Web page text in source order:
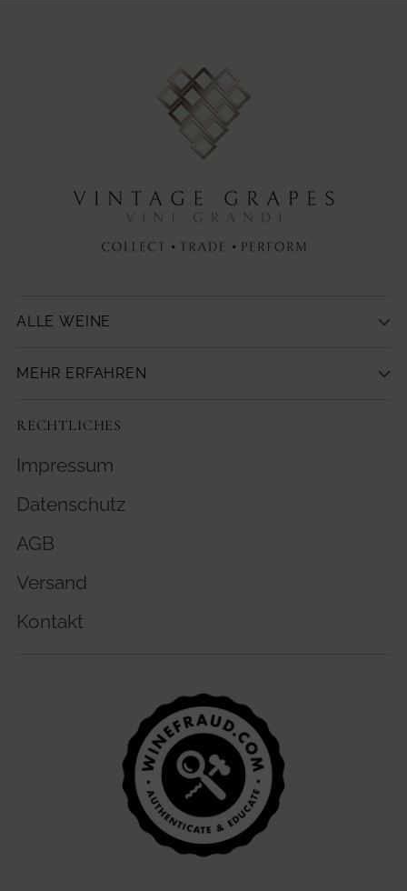
ALLE WEINE
MEHR ERFAHREN
RECHTLICHES
Impressum
Datenschutz
AGB
Versand
Kontakt